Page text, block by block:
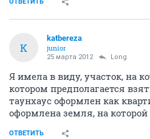
K
katbereza
junior
25 марта 2012 Long
Я имела в виду, участок, на
котором предполагается
таунхаус оформлен как
оформлена земля, на которой
ОТВЕТИТЬ